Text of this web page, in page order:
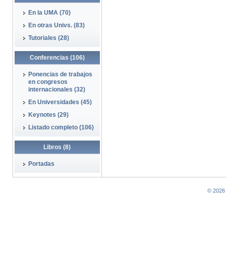
En la UMA (70)
En otras Univs. (83)
Tutoriales (28)
Conferencias (106)
Ponencias de trabajos
en congresos
internacionales (32)
En Universidades (45)
Keynotes (29)
Listado completo (106)
Libros (8)
Portadas
© 2026